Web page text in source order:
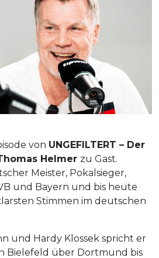
von UNGEFILTERT – Der
Helmer zu Gast.
Meister, Pokalsieger,
und Bayern und bis heute
Stimmen im deutschen
und Hardy Klossek spricht er
Bielefeld über Dortmund bis